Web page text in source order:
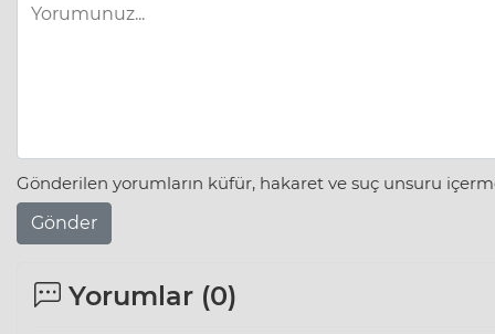
Gönderilen yorumların küfür, hakaret ve suç unsuru
Gönder
Yorumlar (0)